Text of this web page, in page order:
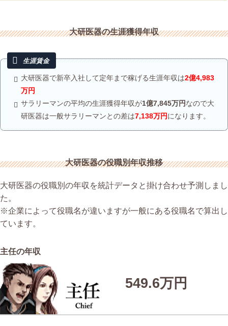
大研医器の生涯獲得年収
大研医器で新卒入社して定年まで稼げる生涯年収は2億4,983
万円
サラリーマンの平均の生涯獲得年収が1億7,845万円なので大
研医器は一般サラリーマンとの差は7,138万円になります。
大研医器の役職別年収推移
大研医器の役職別の年収を統計データと掛け合わせ予測しまし
た。
※企業によって役職名が違いますが一般にある役職名で算出し
ています。
主任の年収
549.6万円